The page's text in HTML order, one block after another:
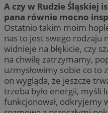
A czy w Rudzie
pana równie mocno
Ostatnio takim moim
nas to jest swego rodzaju
widnieje na błękicie, czy
na chwilę zatrzymamy,
uzmysłowimy sobie co to
on wygląda, że jeszcze
trzeba było energii, myśli
funkcjonował, odkryjemy